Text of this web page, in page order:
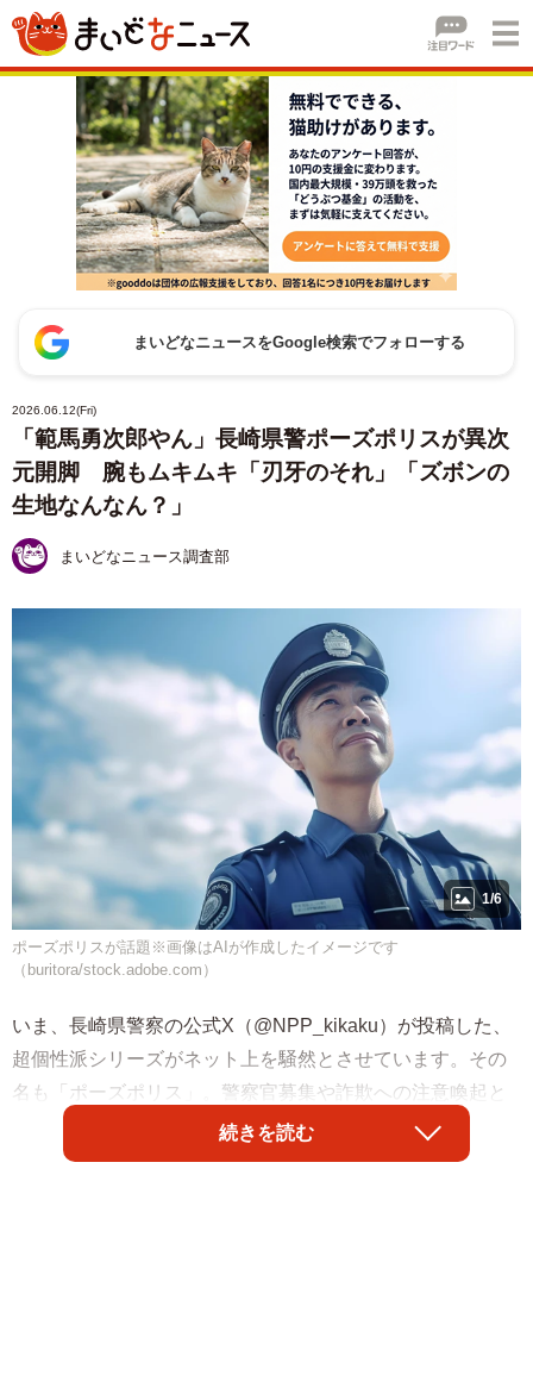
まいどなニュースをGoogle検索でフォローする
2026.06.12(Fri)
「範馬勇次郎やん」長崎県警ポーズポリスが異次
元開脚 腕もムキムキ「刃牙のそれ」「ズボンの
生地なんなん？」
まいどなニュース調査部
1/6
ポーズポリスが話題※画像はAIが作成したイメージです
（buritora/stock.adobe.com）
いま、長崎県警察の公式X（@NPP_kikaku）が投稿した、
超個性派シリーズがネット上を騒然とさせています。その
名も「ポーズポリス」。警察官募集や詐欺への注意喚起と
いうお堅い広報活動のはずが、インパクト大の写真に2万件
以上の「いいね！」が集まるなど、大きな反響を呼んでい
続きを読む